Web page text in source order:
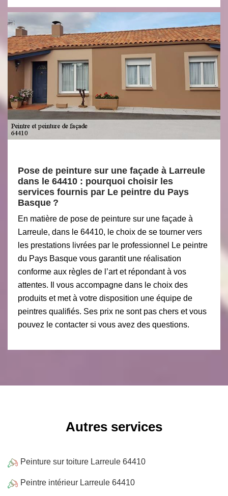
Pose de peinture sur une façade à Larreule
dans le 64410 : pourquoi choisir les
services fournis par Le peintre du Pays
Basque ?
En matière de pose de peinture sur une façade à
Larreule, dans le 64410, le choix de se tourner vers
les prestations livrées par le professionnel Le peintre
du Pays Basque vous garantit une réalisation
conforme aux règles de l’art et répondant à vos
attentes. Il vous accompagne dans le choix des
produits et met à votre disposition une équipe de
peintres qualifiés. Ses prix ne sont pas chers et vous
pouvez le contacter si vous avez des questions.
Autres services
Peinture sur toiture Larreule 64410
Peintre intérieur Larreule 64410